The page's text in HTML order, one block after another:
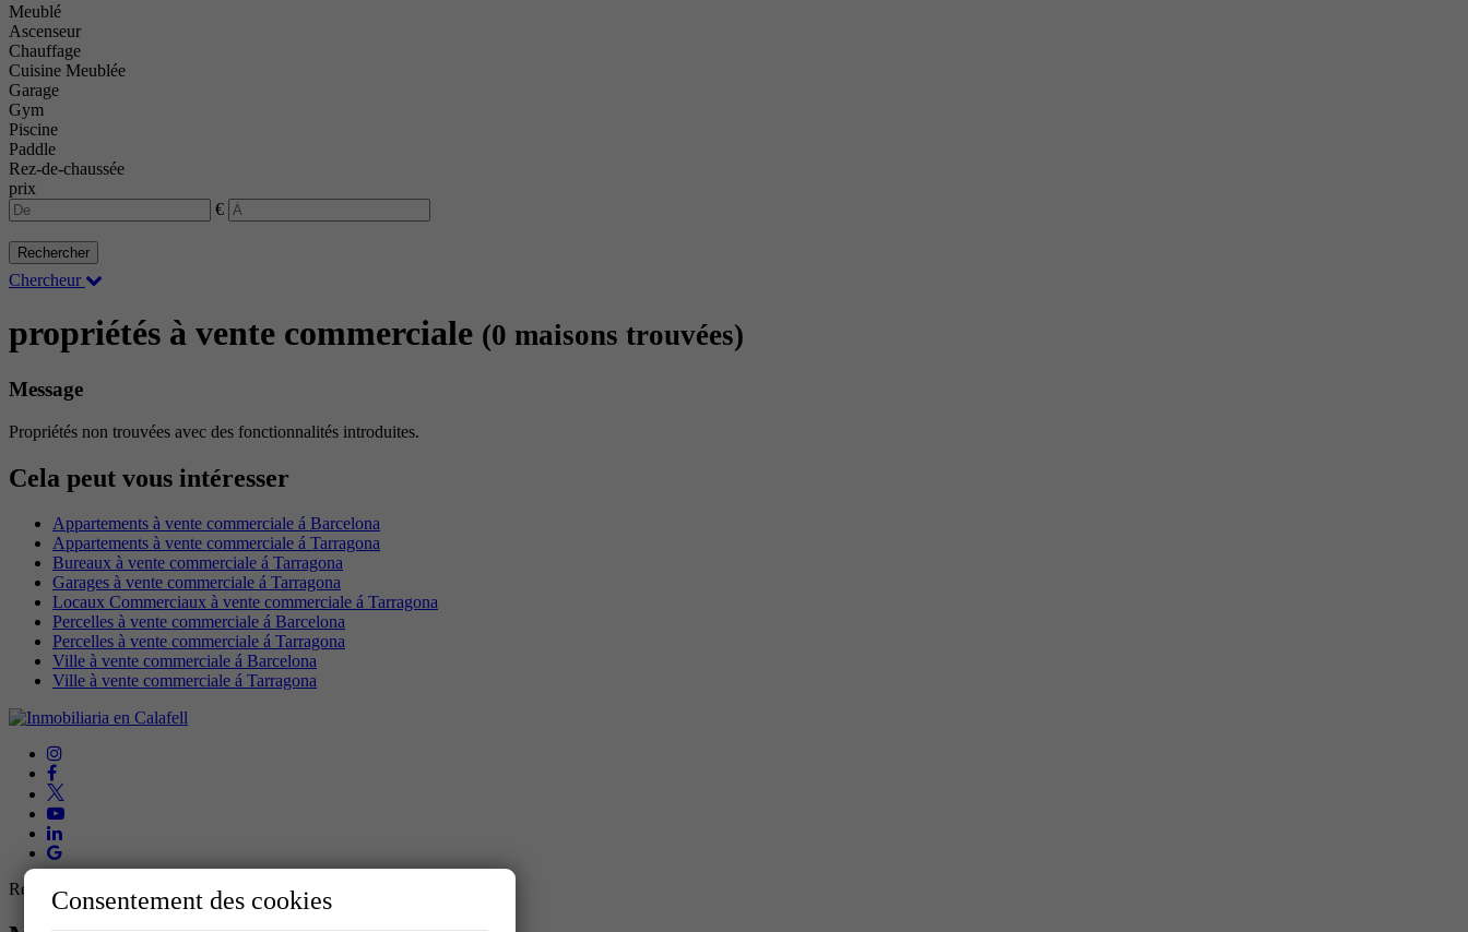
Meublé
Ascenseur
Chauffage
Cuisine Meublée
Garage
Gym
Piscine
Paddle
Rez-de-chaussée
prix
€
Rechercher
Chercheur
propriétés à vente commerciale (0 maisons trouvées)
Message
Propriétés non trouvées avec des fonctionnalités introduites.
Cela peut vous intéresser
Appartements à vente commerciale á Barcelona
Appartements à vente commerciale á Tarragona
Bureaux à vente commerciale á Tarragona
Garages à vente commerciale á Tarragona
Locaux Commerciaux à vente commerciale á Tarragona
Percelles à vente commerciale á Barcelona
Percelles à vente commerciale á Tarragona
Ville à vente commerciale á Barcelona
Ville à vente commerciale á Tarragona
Registre AICAT Nº 3511
Consentement des cookies